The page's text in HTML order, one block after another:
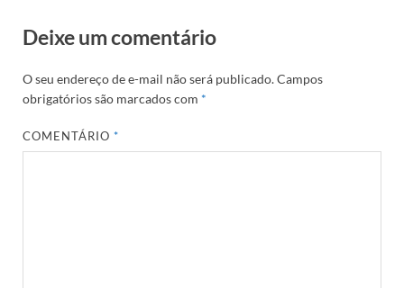
Deixe um comentário
O seu endereço de e-mail não será publicado.Campos
obrigatórios são marcados com *
COMENTÁRIO*